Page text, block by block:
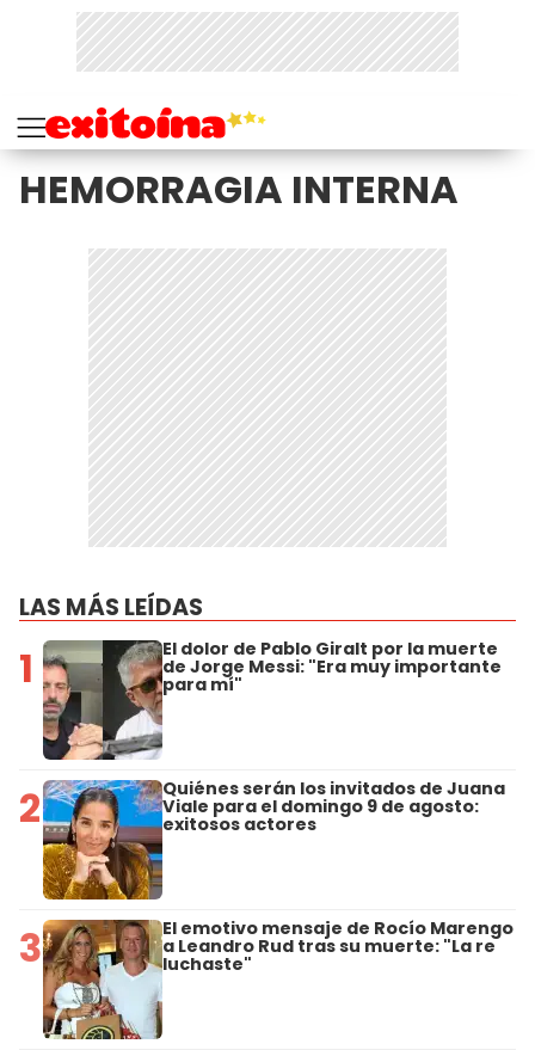
HEMORRAGIA INTERNA
LAS MÁS LEÍDAS
1 El dolor de Pablo Giralt por la muerte
de Jorge Messi: "Era muy importante
para mí"
2 Quiénes serán los invitados de Juana
Viale para el domingo 9 de agosto:
exitosos actores
3 El emotivo mensaje de Rocío Marengo
a Leandro Rud tras su muerte: "La re
luchaste"